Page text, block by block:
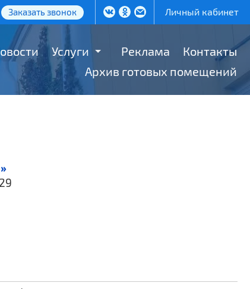
Заказать звонок Личный кабинет
Услуги Реклама
Контакты
Архив готовых помещений